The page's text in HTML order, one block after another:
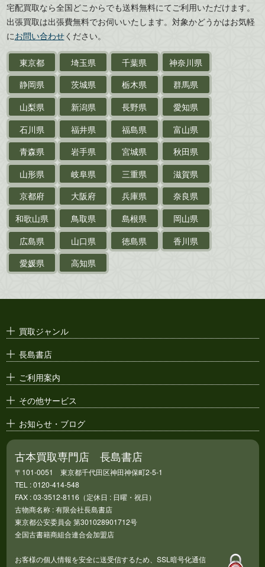
武道書・武術書
近代文学・
サイン色紙
作家草稿・原稿・肉筆物
探偵小説・推理小説
乗物
鉄道・
電車・バス
戦前・戦中の紙物・資料
絵葉書
支那・満洲・朝鮮・
台湾関係古資料
ポスター・チラシ・
徳島県
香川県
愛媛県
宅配買取なら全国どこからでも送料無料にてご利用いただけます。
出張買取は出張費無料でお伺いいたします。対象かどうかはお気軽
にお問い合わせください。
東京都 埼玉県 千葉県
神奈川県
静岡県
茨城県 栃木県
群馬県
山梨県
新潟県 長野県
愛知県
石川県
福井県 福島県
富山県
青森県
岩手県 宮城県
秋田県
山形県
岐阜県 三重県
滋賀県
京都府
大阪府 兵庫県
奈良県
和歌山県
鳥取県 島根県
岡山県
広島県
山口県 徳島県
香川県
愛媛県
高知県
買取ジャンル
長島書店
ご利用案内
その他サービス
お知らせ・ブログ
古本買取専門店 長島書店
〒101-0051 東京都千代田区神田神保町2-5-1
TEL : 0120-414-548
FAX : 03-3512-8116（定休日 : 日曜・祝日）
古物商名称 : 有限会社長島書店
東京都公安委員会 第301028901712号
全国古書籍商組合連合会加盟店
お客様の個人情報を安全に送受信するため、SSL暗号化通信